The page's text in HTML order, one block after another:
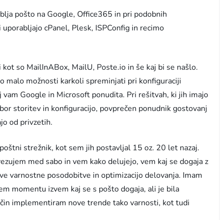
pošto na Google, Office365 in pri podobnih
cPanel, Plesk, ISPConfig in recimo
so MailInABox, MailU, Poste.io in še kaj bi se našlo.
malo možnosti karkoli spreminjati pri konfiguraciji
Google in Microsoft ponudita. Pri rešitvah, ki jih imajo
storitev in konfiguracijo, povprečen ponudnik gostovanj
od privzetih.
strežnik, kot sem jih postavljal 15 oz. 20 let nazaj.
med sabo in vem kako delujejo, vem kaj se dogaja z
varnostne posodobitve in optimizacijo delovanja. Imam
momentu izvem kaj se s pošto dogaja, ali je bila
implementiram nove trende tako varnosti, kot tudi